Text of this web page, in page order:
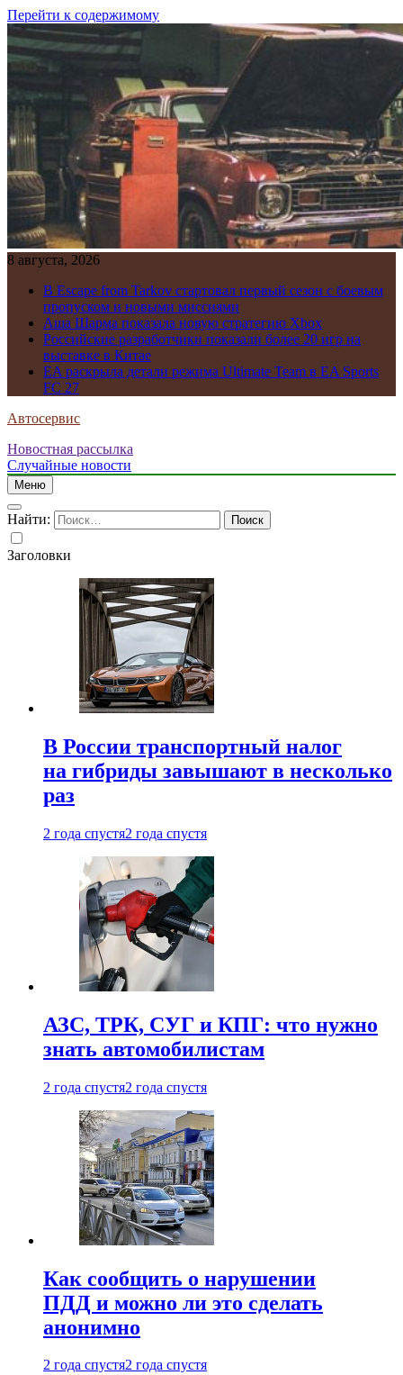
Перейти к содержимому
8 августа, 2026
В Escape from Tarkov стартовал первый сезон с боевым
пропуском и новыми миссиями
Аша Шарма показала новую стратегию Xbox
Российские разработчики показали более 20 игр на
выставке в Китае
EA раскрыла детали режима Ultimate Team в EA Sports
FC 27
Автосервис
Новостная рассылка
Случайные новости
Меню
Найти:
Заголовки
В России транспортный налог
на гибриды завышают в несколько
раз
2 года спустя2 года спустя
АЗС, ТРК, СУГ и КПГ: что нужно
знать автомобилистам
2 года спустя2 года спустя
Как сообщить о нарушении
ПДД и можно ли это сделать
анонимно
2 года спустя2 года спустя